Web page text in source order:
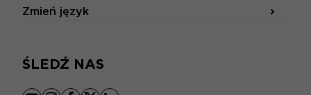
Zmień język
ŚLEDŹ NAS